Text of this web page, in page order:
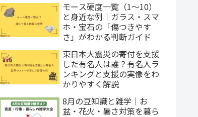
モース硬度一覧（1〜10）
と身近な例｜ガラス・スマ
ホ・宝石の「傷つきやす
さ」がわかる判断ガイド
東日本大震災の寄付を支援
した有名人は誰？有名人ラ
ンキングと支援の実像をわ
かりやすく解説
8月の豆知識と雑学｜お
盆・花火・暑さ対策を暮ら